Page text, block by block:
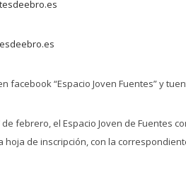
facebook “Espacio Joven Fuentes” y
de febrero, el Espacio Joven de Fuentes
hoja de inscripción, con la